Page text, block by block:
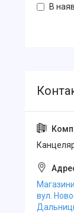
В
вул.